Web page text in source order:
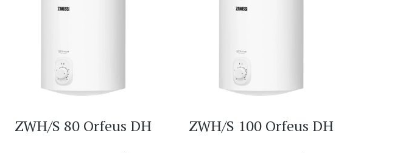
ZWH/S 80 Orfeus DH ZWH/S 100 Orfeus DH